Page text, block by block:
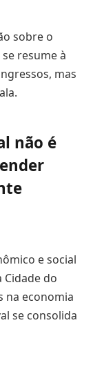
sobre o
resume à
mas
não é
e social
do
na economia
se consolida